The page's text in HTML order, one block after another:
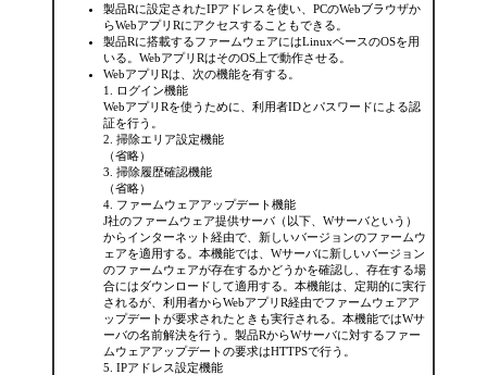
製品Rに設定されたIPアドレスを使い、PCのWebブラウザか
らWebアプリRにアクセスすることもできる。
製品Rに搭載するファームウェアにはLinuxベースのOSを用
いる。WebアプリRはそのOS上で動作させる。
WebアプリRは、次の機能を有する。
ログイン機能
WebアプリRを使うために、利用者IDとパスワードによる認
証を行う。
掃除エリア設定機能
（省略）
掃除履歴確認機能
（省略）
ファームウェアアップデート機能
J社のファームウェア提供サーバ（以下、Wサーバという）
からインターネット経由で、新しいバージョンのファームウ
ェアを適用する。本機能では、Wサーバに新しいバージョン
のファームウェアが存在するかどうかを確認し、存在する場
合にはダウンロードして適用する。本機能は、定期的に実行
されるが、利用者からWebアプリR経由でファームウェアア
ップデートが要求されたときも実行される。本機能ではWサ
ーバの名前解決を行う。製品RからWサーバに対するファー
ムウェアアップデートの要求はHTTPSで行う。
IPアドレス設定機能